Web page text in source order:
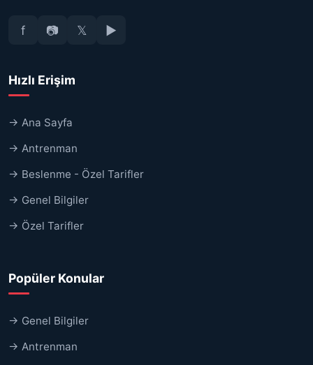
f 📷 𝕏 ▶
Hızlı Erişim
→ Ana Sayfa
→ Antrenman
→ Beslenme - Özel Tarifler
→ Genel Bilgiler
→ Özel Tarifler
Popüler Konular
→ Genel Bilgiler
→ Antrenman